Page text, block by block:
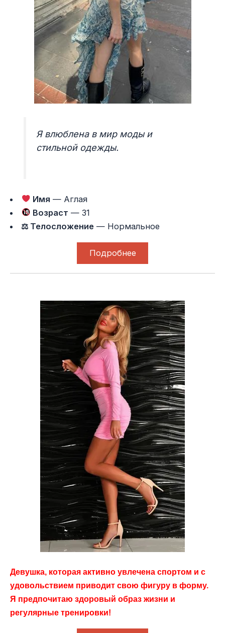
Я влюблена в мир моды и
стильной одежды.
Имя — Аглая
Возраст — 31
⚖ Телосложение — Нормальное
Подробнее
Девушка, которая активно увлечена спортом и с
удовольствием приводит свою фигуру в форму.
Я предпочитаю здоровый образ жизни и
регулярные тренировки!